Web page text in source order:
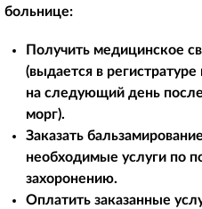
больнице:
Получить медицинское
(выдается в
на следующий день
морг).
Заказать
необходимые услуги по
захоронению.
Оплатить заказанные